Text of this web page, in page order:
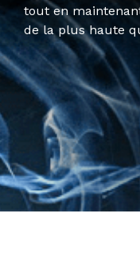
tout en
de la plus haute